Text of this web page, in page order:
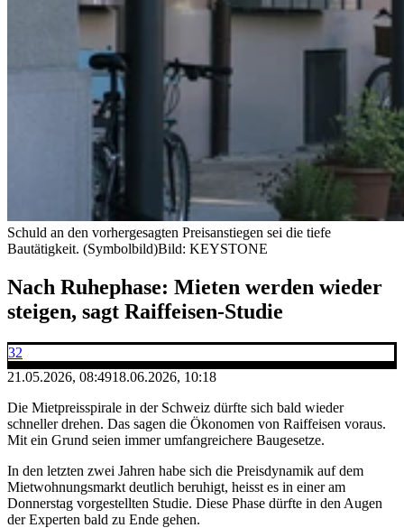
Schuld an den vorhergesagten Preisanstiegen sei die tiefe
Bautätigkeit. (Symbolbild)Bild: KEYSTONE
Nach Ruhephase: Mieten werden wieder
steigen, sagt Raiffeisen-Studie
32
21.05.2026, 08:4918.06.2026, 10:18
Die Mietpreisspirale in der Schweiz dürfte sich bald wieder
schneller drehen. Das sagen die Ökonomen von Raiffeisen voraus.
Mit ein Grund seien immer umfangreichere Baugesetze.
In den letzten zwei Jahren habe sich die Preisdynamik auf dem
Mietwohnungsmarkt deutlich beruhigt, heisst es in einer am
Donnerstag vorgestellten Studie. Diese Phase dürfte in den Augen
der Experten bald zu Ende gehen.